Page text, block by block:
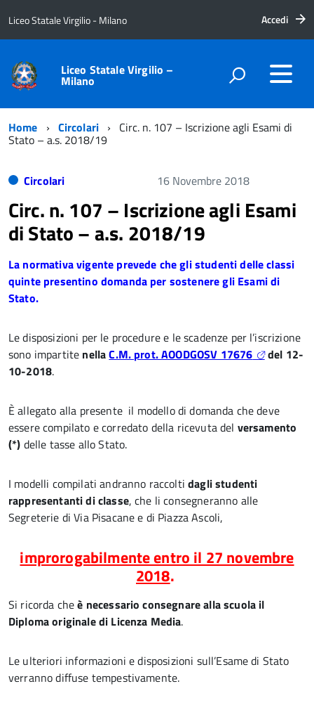
Liceo Statale Virgilio - Milano Accedi
Liceo Statale Virgilio –
Milano
Home Circolari Circ. n. 107 – Iscrizione agli Esami di
Stato – a.s. 2018/19
Circolari 16 Novembre 2018
Circ. n. 107 – Iscrizione agli Esami
di Stato – a.s. 2018/19
La normativa vigente prevede che gli studenti delle classi
quinte presentino domanda per sostenere gli Esami di
Stato.
Le disposizioni per le procedure e le scadenze per l’iscrizione
sono impartite nellaC.M. prot. AOODGOSV 17676
del 12-
10-2018.
È allegato alla presente il modello di domanda che deve
essere compilato e corredato della ricevuta del versamento
(*) delle tasse allo Stato.
I modelli compilati andranno raccoltidagli studenti
rappresentanti di classe, che li consegneranno alle
Segreterie di Via Pisacane e di Piazza Ascoli,
improrogabilmente entro il 27 novembre
2018.
Si ricorda cheè necessario consegnare alla scuola il
Diploma originale di Licenza Media.
Le ulteriori informazioni e disposizioni sull’Esame di Stato
verranno diffuse tempestivamente.